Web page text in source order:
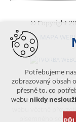
© Copyright
MAPA WEBU
Obsah tohoto
vykonává vydavatel.
písemného
Potřebujeme
zobrazovaný obsah
přesně to, co
webu nikdy